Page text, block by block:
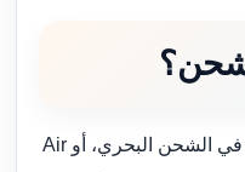
بوليصة الشحن، أو Bill of Lading في الشحن البحري، أو Air